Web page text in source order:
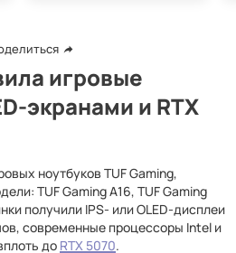
игровые
экранами и RTX
ноутбуков TUF Gaming,
TUF Gaming A16, TUF Gaming
получили IPS- или OLED-дисплеи
современные процессоры Intel и
до RTX 5070.